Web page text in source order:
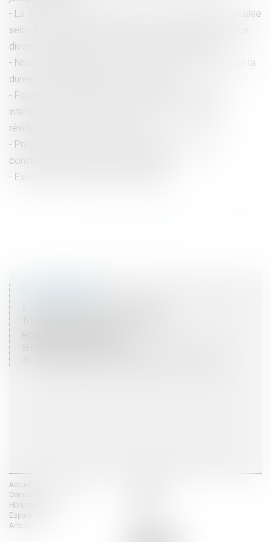
La décision qui se prononce sur une récompense calculée
selon le profit subsistant sans fixer la date de jouissance
divise est dépourvue de l’autorité de chose jugée
Nouvelle jurisprudence en matière de dépassement de la
durée de travail et préjudice, que retenir ?
Fixation de la résidence de l’enfant et compétence
internationale du juge en cas de modification de la
résidence en cours de procédure
Précisions sur le trajet dans l’enceinte des locaux
constituant du temps de travail effectif
Exception de nullité de la perquisition
Accueil
Domaines d'intervention
Honoraires
Espace client
Articles